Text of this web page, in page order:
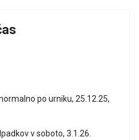
po urniku, 25.12.25,
v soboto, 3.1.26.